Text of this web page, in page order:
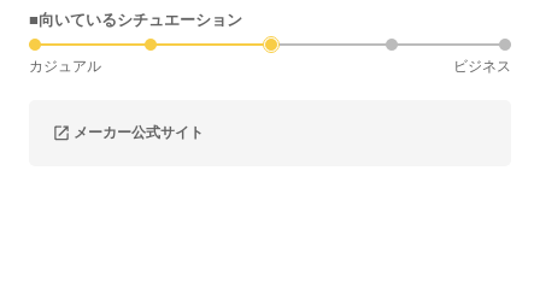
■向いているシチュエーション
カジュアル ビジネス
メーカー公式サイト